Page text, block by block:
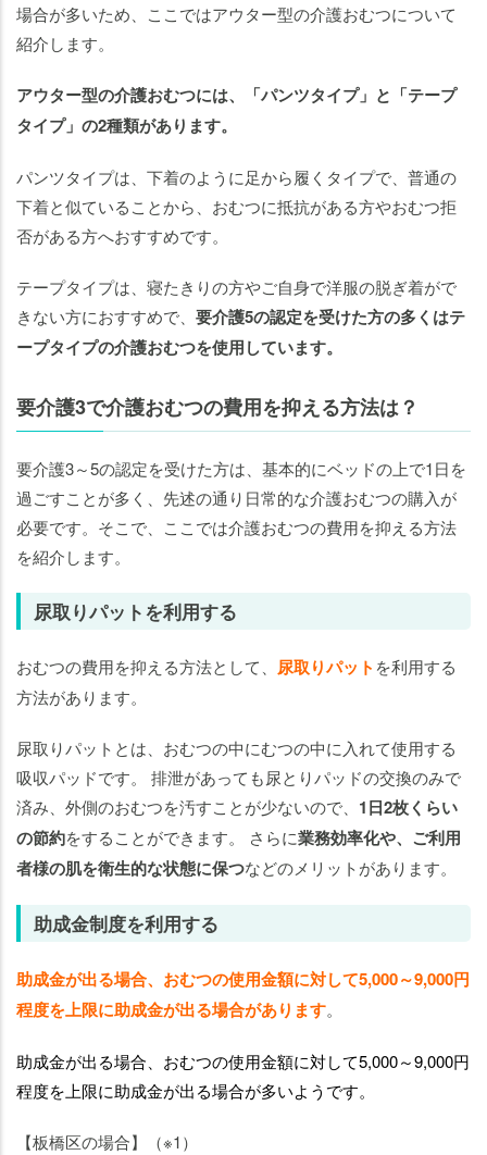
場合が多いため、ここではアウター型の介護おむつについて
紹介します。
アウター型の介護おむつには、「パンツタイプ」と「テープ
タイプ」の2種類があります。
パンツタイプは、下着のように足から履くタイプで、普通の
下着と似ていることから、おむつに抵抗がある方やおむつ拒
否がある方へおすすめです。
テープタイプは、寝たきりの方やご自身で洋服の脱ぎ着がで
きない方におすすめで、 要介護5の認定を受けた方の多くはテ
ープタイプの介護おむつを使用しています。
要介護3で介護おむつの費用を抑える方法は？
要介護3～5の認定を受けた方は、基本的にベッドの上で1日を
過ごすことが多く、先述の通り日常的な介護おむつの購入が
必要です。そこで、ここでは介護おむつの費用を抑える方法
を紹介します。
尿取りパットを利用する
おむつの費用を抑える方法として、 尿取りパット を利用する
方法があります。
尿取りパットとは、おむつの中にむつの中に入れて使用する
吸収パッドです。 排泄があっても尿とりパッドの交換のみで
済み、外側のおむつを汚すことが少ないので、 1日2枚くらい
の節約をすることができます。 さらに業務効率化や、ご利用
者様の肌を衛生的な状態に保つなどのメリットがあります。
助成金制度を利用する
助成金が出る場合、おむつの使用金額に対して5,000～9,000円
程度を上限に助成金が出る場合があります。
助成金が出る場合、おむつの使用金額に対して5,000～9,000円
程度を上限に助成金が出る場合が多いようです。
【板橋区の場合】（※1）